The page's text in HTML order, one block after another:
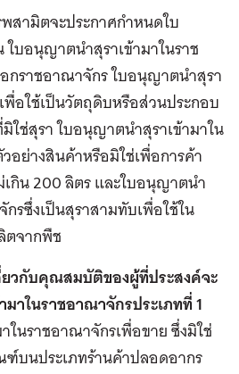
สามิตจะประกาศกำหนดใบ
บอนุญาตนำสุราเข้ามาในราช
ราชอาณาจักร ใบอนุญาตนำสุรา
พื่อใช้เป็นวัตถุดิบหรือส่วนประกอบ
ใช่สุรา ใบอนุญาตนำสุราเข้ามาใน
อย่างสินค้าหรือมิใช่เพื่อการค้า
เกิน 200 ลิตร และใบอนุญาตนำ
รซึ่งเป็นสุราสามทับเพื่อใช้ใน
ตจากพืช
วกับคุณสมบัติของผู้ที่ประสงค์จะ
าในราชอาณาจักรประเภทที่ 1
นราชอาณาจักรเพื่อขาย ซึ่งมิใช่
บนประเภทร้านค้าปลอดอากร